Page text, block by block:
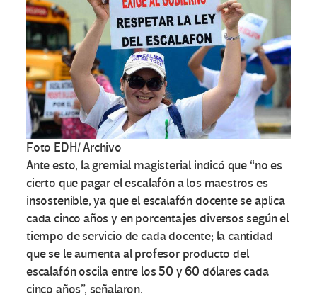
Foto EDH/ Archivo
Ante esto, la gremial magisterial indicó que “no es
cierto que pagar el escalafón a los maestros es
insostenible, ya que el escalafón docente se aplica
cada cinco años y en porcentajes diversos según el
tiempo de servicio de cada docente; la cantidad
que se le aumenta al profesor producto del
escalafón oscila entre los 50 y 60 dólares cada
cinco años”, señalaron.